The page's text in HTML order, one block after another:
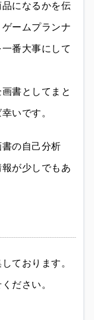
になるかを伝
ームプランナ
番大事にして
書としてまと
いです。
の自己分析
が少しでもあ
ております。
ださい。